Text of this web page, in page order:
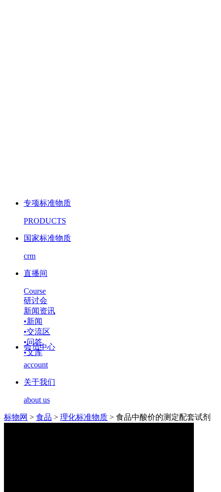
专项标准物质
PRODUCTS
国家标准物质
crm
直播间
Course
研讨会
新闻资讯
•新闻
•交流区
•问答
•文库
会员中心
account
关于我们
about us
标物网 > 食品 > 理化标准物质 > 食品中酸价的测定配套试剂